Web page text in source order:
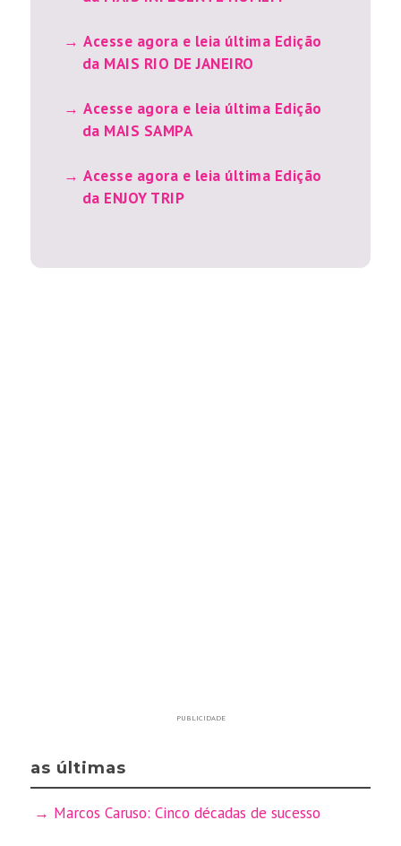
Acesse agora e leia última Edição
da MAIS RIO DE JANEIRO
Acesse agora e leia última Edição
da MAIS SAMPA
Acesse agora e leia última Edição
da ENJOY TRIP
PUBLICIDADE
as últimas
Marcos Caruso: Cinco décadas de sucesso